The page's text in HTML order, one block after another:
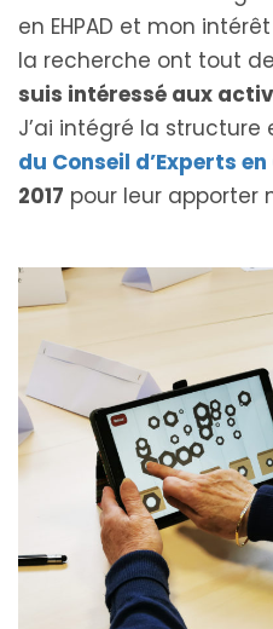
en EHPAD et mon
la recherche ont tout
suis intéressé aux
J’ai intégré la structure
du Conseil d’Experts
2017 pour leur apporter